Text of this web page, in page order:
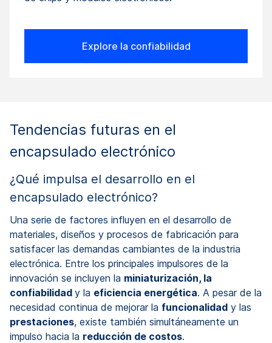
Explore la confiabilidad
Tendencias futuras en el
encapsulado electrónico
¿Qué impulsa el desarrollo en el
encapsulado electrónico?
Una serie de factores influyen en el desarrollo de
materiales, diseños y procesos de fabricación para
satisfacer las demandas cambiantes de la industria
electrónica. Entre los principales impulsores de la
innovación se incluyen la miniaturización, la
confiabilidad y la eficiencia energética. A pesar de la
necesidad continua de mejorar la funcionalidad y las
prestaciones, existe también simultáneamente un
impulso hacia la reducción de costos.